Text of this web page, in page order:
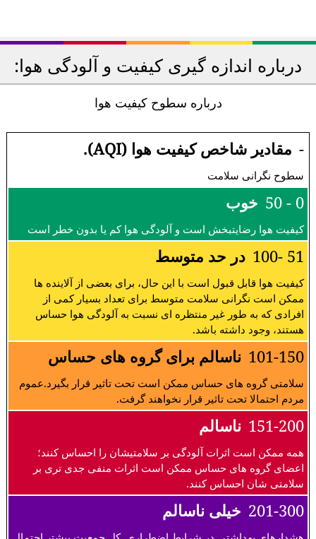
درباره اندازه گیری کیفیت و آلودگی هوا:
درباره سطوح کیفیت هوا
- مقادیر شاخص کیفیت هوا (AQI).
سطوح نگرانی سلامت
0 - 50 خوب
کیفیت هوا رضایتبخش است و آلودگی هوا کم یا بدون خطر است
51 -100 در حد متوسط
کیفیت هوا قابل قبول است با این حال، برای بعضی از آلاینده ها
ممکن است نگرانی سلامت متوسط برای تعداد بسیار کمی از
افرادی که به طور غیر منتظره ای نسبت به آلودگی هوا حساس
هستند، وجود داشته باشد.
101-150 ناسالم برای گروه های حساس
سلامتی گروه های حساس ممکن است تحت تاثیر قرار بگیرد.عموم
مردم احتمالا تحت تاثیر قرار نخواهند گرفت.
151-200 ناسالم
همه ممکن است اثرات آلودگی بر سلامتیشان را احساس کنند؛
اعضای گروه های حساس ممکن است اثرات منفی جدی تری بر
سلامتی شان احساس کنند.
201-300 خیلی ناسالم